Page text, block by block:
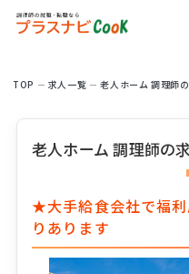
TOP 求⼈⼀覧 老人ホーム 調理師
老人ホーム 調理師の
★大手給食会社で福
りあります